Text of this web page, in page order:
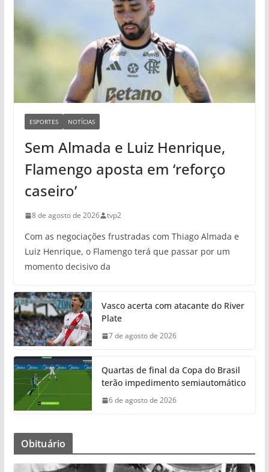
ESPORTES NOTÍCIAS
Sem Almada e Luiz Henrique,
Flamengo aposta em ‘reforço
caseiro’
8 de agosto de 2026 tvp2
Com as negociações frustradas com Thiago Almada e
Luiz Henrique, o Flamengo terá que passar por um
momento decisivo da
Vasco acerta com atacante do River
Plate
7 de agosto de 2026
Quartas de final da Copa do Brasil
terão impedimento semiautomático
6 de agosto de 2026
Obituário